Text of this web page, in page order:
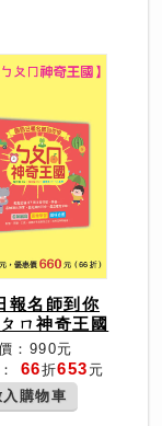
報名師到你
ㄇ神奇王國
：990元
66折653 元
入購物車